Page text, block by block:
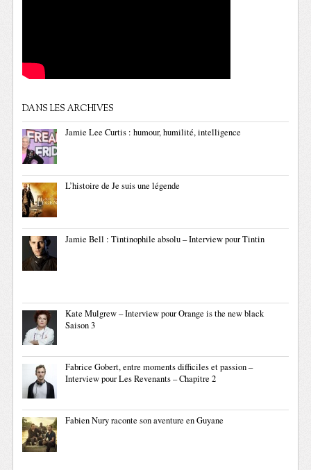
DANS LES ARCHIVES
Jamie Lee Curtis : humour, humilité, intelligence
L’histoire de Je suis une légende
Jamie Bell : Tintinophile absolu – Interview pour Tintin
Kate Mulgrew – Interview pour Orange is the new black
Saison 3
Fabrice Gobert, entre moments difficiles et passion –
Interview pour Les Revenants – Chapitre 2
Fabien Nury raconte son aventure en Guyane